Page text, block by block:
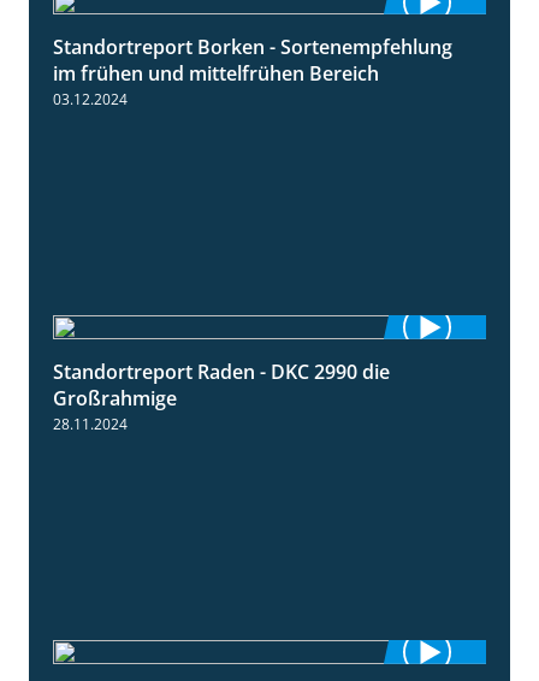
7:53
Standortreport Borken - Sortenempfehlung
im frühen und mittelfrühen Bereich
03.12.2024
Standortreport Raden - DKC 2990 die
Großrahmige
28.11.2024